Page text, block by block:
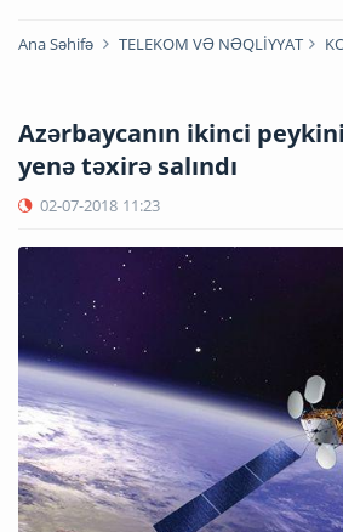
Ana Səhifə TELEKOM VƏ NƏQLİYYAT
Azərbaycanın ikinci
yenə təxirə salındı
02-07-2018 11:23